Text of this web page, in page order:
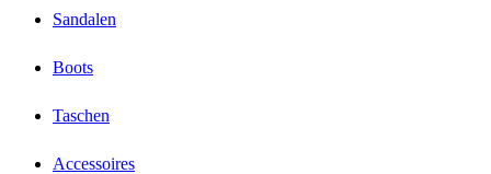
Sandalen
Boots
Taschen
Accessoires